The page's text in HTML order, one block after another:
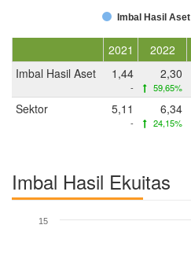
Imbal Hasil Aset
2021 2022
Imbal Hasil Aset
1,44
-
2,30
59,65%
Sektor 5,11
-
6,34
24,15%
Imbal Hasil Ekuitas
15